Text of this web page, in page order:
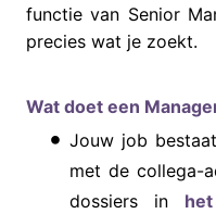
functie van Senior
precies wat je zoekt.
Wat doet een
Jouw job
met de collega-
dossiers in